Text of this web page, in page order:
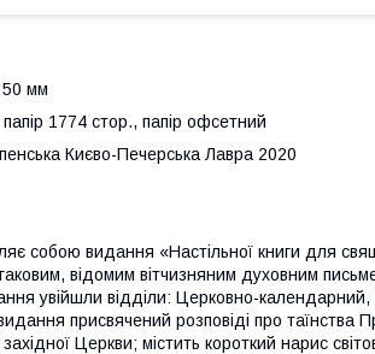
50 мм
папір 1774 стор., папір офсетний
Києво-Печерська Лавра 2020
собою видання «Настільної книги для
відомим вітчизняним духовним
увійшли відділи: Церковно-календарний,
присвячений розповіді про таїнства
Церкви; містить короткий нарис